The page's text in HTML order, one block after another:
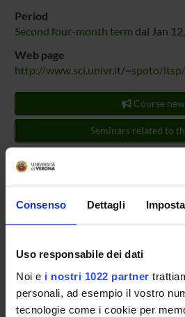
Consenso Dettagli
Uso responsabile dei dati
Noi e i nostri 1022 partner
personali, ad esempio il vostro
tecnologie come i cookie per
Period
Second four-month term dal Jan
Web page
http://www.sci.univr.it/~spoto/
Course
Seminars related to
LESSON TIMETABLE
|esame LTSP 2003/2004 (html, it, 0
|programma LTSP 2003/2004
(Show/Hide)